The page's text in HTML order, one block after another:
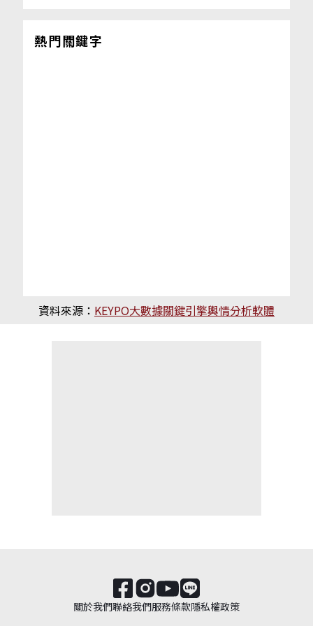
熱門關鍵字
資料來源： KEYPO大數據關鍵引擎輿情分析軟體
關於我們聯絡我們服務條款隱私權政策